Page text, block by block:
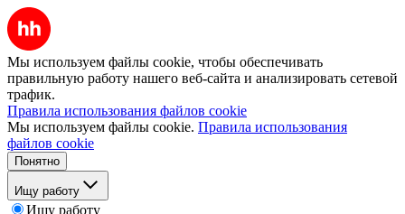
Мы используем файлы cookie, чтобы обеспечивать
правильную работу нашего веб-сайта и анализировать сетевой
трафик.
Правила использования файлов cookie
Мы используем файлы cookie. Правила использования
файлов cookie
Понятно
Ищу работу
Ищу работу